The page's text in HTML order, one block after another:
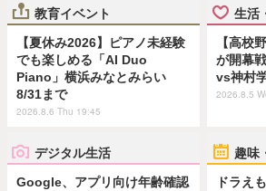
教育イベント
【夏休み2026】ピアノ未経験
でも楽しめる「AI Duo
Piano」横浜みなとみらい
8/31まで
2026.8.6 Thu 19:45
生活
【高校
が開幕
vs神村
2026.8.5
デジタル生活
Google、アプリ向け年齢確認
趣味
ドラえ